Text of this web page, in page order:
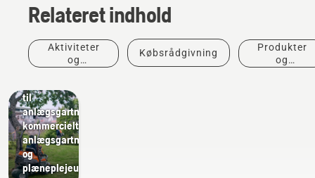
Relateret indhold
Aktiviteter
og
Købsrådgivning
Produkter
og
Anlægsgartnere
til
anlægsgartneri,
kommercielt
anlægsgartnerudstyr
og
plæneplejeudstyr